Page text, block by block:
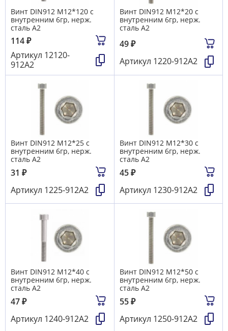
Винт DIN912 М12*120 с
внутренним 6гр, нерж.
сталь А2
114₽
Артикул 12120-
912А2
Винт DIN912 М12*20 с
внутренним 6гр, нерж.
сталь А2
49₽
Артикул 1220-912А2
Винт DIN912 М12*25 с
внутренним 6гр, нерж.
сталь А2
31 ₽
Артикул 1225-912А2
Винт DIN912 М12*30 с
внутренним 6гр, нерж.
сталь А2
45₽
Артикул 1230-912А2
Винт DIN912 М12*40 с
внутренним 6гр, нерж.
сталь А2
47₽
Артикул 1240-912А2
Винт DIN912 М12*50 с
внутренним 6гр, нерж.
сталь А2
55₽
Артикул 1250-912А2